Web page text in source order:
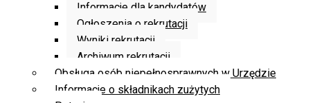
Informacje dla kandydatów
Ogłoszenia o rekrutacji
Wyniki rekrutacji
Archiwum rekrutacji
Obsługa osób niepełnosprawnych w Urzędzie
Informacje o składnikach zużytych